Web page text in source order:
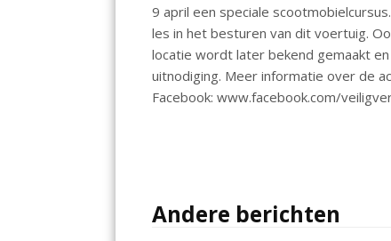
9 april een speciale
les in het besturen van dit voertuig.
locatie wordt later bekend gemaakt
uitnodiging. Meer informatie over de
Facebook: www.facebook.com/
Andere berichten